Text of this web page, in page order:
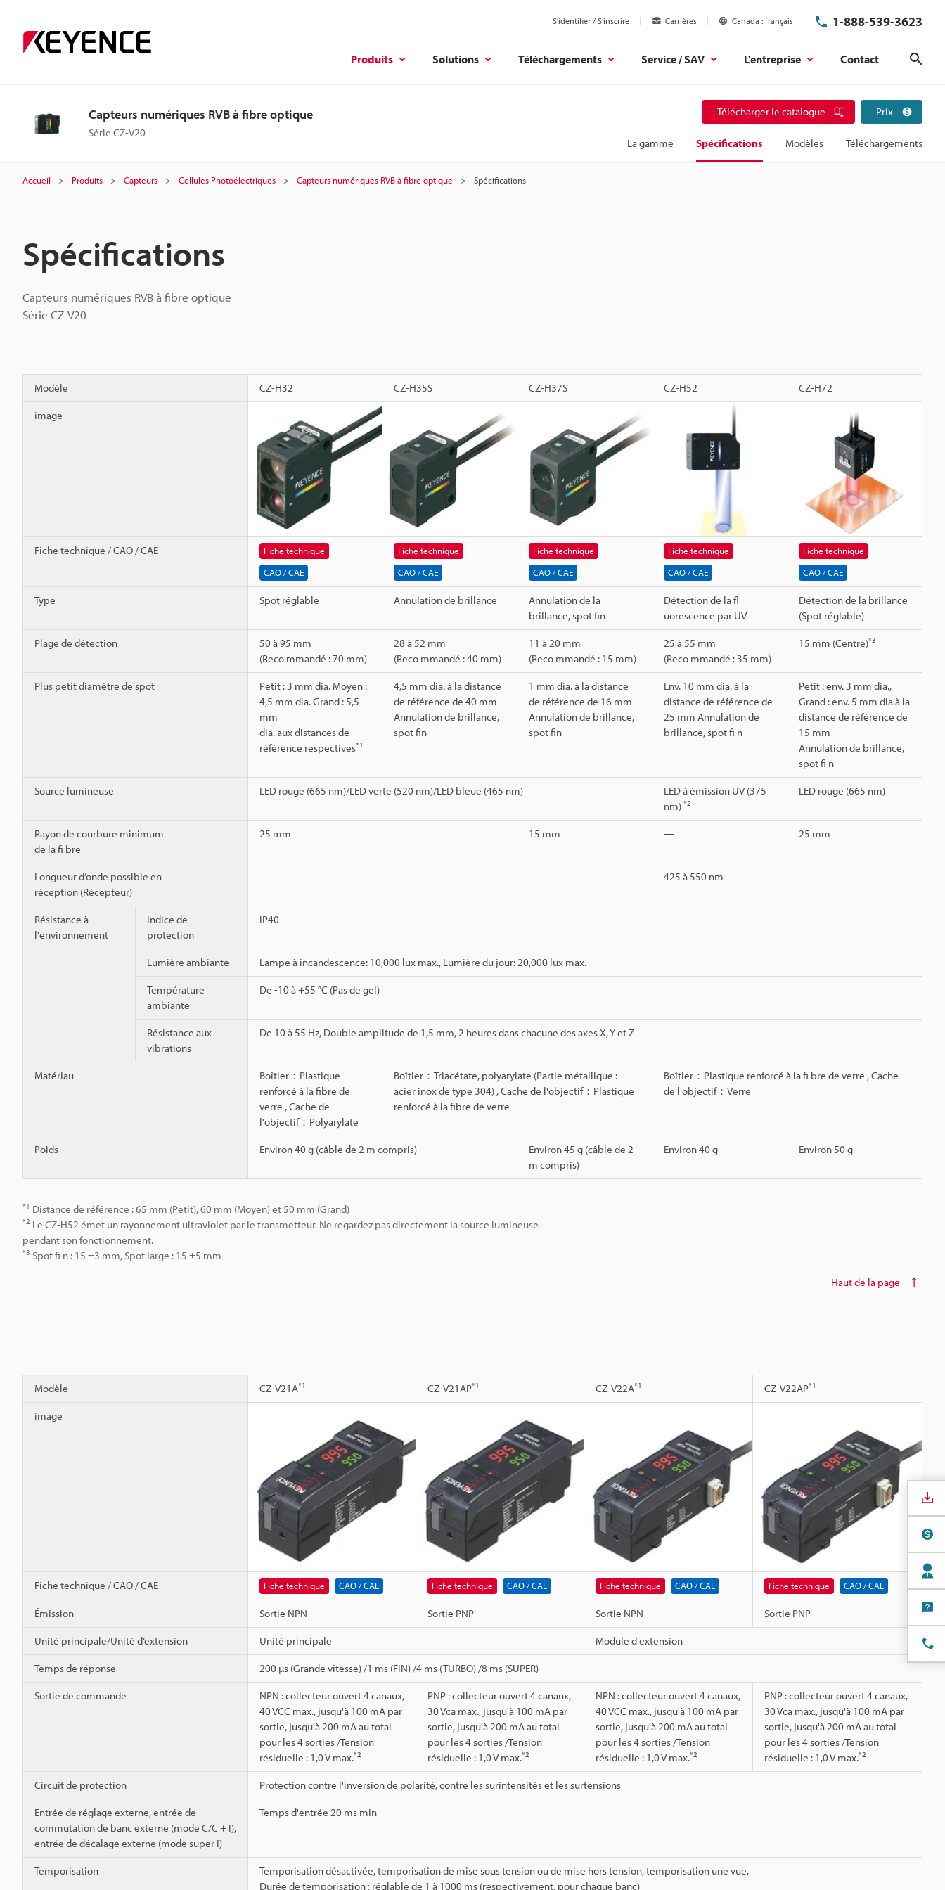
S'identifier / S’inscrire Carrières Canada français 1-888-539-3623
Produits Solutions Téléchargements Service / SAV L'entreprise Contact
Capteurs numériques RVB à fibre optique
Série CZ-V20
Télécharger le catalogue Prix
La gamme Spécifications Modèles Téléchargements
Accueil Produits Capteurs Cellules Photoélectriques Capteurs numériques RVB à fibre optique Spécifications
Spécifications
Capteurs numériques RVB à fibre optique
Série CZ-V20
Modèle CZ-H32 CZ-H35S CZ-H37S CZ-H52 CZ-H72
image
Fiche technique / CAO / CAE
Fiche technique
CAO / CAE
Fiche technique
CAO / CAE
Fiche technique
CAO / CAE
Fiche technique
CAO / CAE
Fiche technique
CAO / CAE
Type Spot réglable Annulation de brillance
Annulation de la
brillance, spot fin
Détection de la fl
uorescence par UV
Détection de la brillance
(Spot réglable)
Plage de détection
50 à 95 mm
(Reco mmandé : 70 mm)
28 à 52 mm
(Reco mmandé : 40 mm)
11 à 20 mm
(Reco mmandé : 15 mm)
25 à 55 mm
(Reco mmandé : 35 mm)
15 mm (Centre)*3
Plus petit diamètre de spot
Petit : 3 mm dia. Moyen :
4,5 mm dia. Grand : 5,5
mm
dia. aux distances de
référence respectives*1
4,5 mm dia. à la distance
de référence de 40 mm
Annulation de brillance,
spot fin
1 mm dia. à la distance
de référence de 16 mm
Annulation de brillance,
spot fin
Env. 10 mm dia. à la
distance de référence de
25 mm Annulation de
brillance, spot fi n
Petit : env. 3 mm dia.,
Grand : env. 5 mm dia.à la
distance de référence de
15 mm
Annulation de brillance,
spot fi n
Source lumineuse LED rouge (665 nm)/LED verte (520 nm)/LED bleue (465 nm)
LED à émission UV (375
nm) *2
LED rouge (665 nm)
Rayon de courbure minimum
de la fi bre
25 mm 15 mm ― 25 mm
Longueur d’onde possible en
réception (Récepteur)
425 à 550 nm
Résistance à
l'environnement
Indice de
protection
IP40
Lumière ambiante Lampe à incandescence: 10,000 lux max., Lumière du jour: 20,000 lux max.
Température
ambiante
De -10 à +55 °C (Pas de gel)
Résistance aux
vibrations
De 10 à 55 Hz, Double amplitude de 1,5 mm, 2 heures dans chacune des axes X, Y et Z
Matériau
Boîtier：Plastique
renforcé à la fibre de
verre , Cache de
l'objectif：Polyarylate
Boîtier：Triacétate, polyarylate (Partie métallique :
acier inox de type 304) , Cache de l'objectif：Plastique
renforcé à la fibre de verre
Boîtier：Plastique renforcé à la fi bre de verre , Cache
de l'objectif：Verre
Poids Environ 40 g (câble de 2 m compris)
Environ 45 g (câble de 2
m compris)
Environ 40 g Environ 50 g
*1 Distance de référence : 65 mm (Petit), 60 mm (Moyen) et 50 mm (Grand)
*2 Le CZ-H52 émet un rayonnement ultraviolet par le transmetteur. Ne regardez pas directement la source lumineuse
pendant son fonctionnement.
*3 Spot fi n : 15 ±3 mm, Spot large : 15 ±5 mm
Haut de la page
Modèle CZ-V21A*1 CZ-V21AP*1 CZ-V22A*1 CZ-V22AP*1
image
Fiche technique / CAO / CAE Fiche technique CAO / CAE Fiche technique CAO / CAE Fiche technique CAO / CAE Fiche technique CAO / CAE
Émission Sortie NPN Sortie PNP Sortie NPN Sortie PNP
Unité principale/Unité d’extension Unité principale Module d'extension
Temps de réponse 200 µs (Grande vitesse) /1 ms (FIN) /4 ms (TURBO) /8 ms (SUPER)
Sortie de commande
NPN : collecteur ouvert 4 canaux,
40 VCC max., jusqu'à 100 mA par
sortie, jusqu'à 200 mA au total
pour les 4 sorties /Tension
résiduelle : 1,0 V max.*2
PNP : collecteur ouvert 4 canaux,
30 Vca max., jusqu'à 100 mA par
sortie, jusqu'à 200 mA au total
pour les 4 sorties /Tension
résiduelle : 1,0 V max.*2
NPN : collecteur ouvert 4 canaux,
40 VCC max., jusqu'à 100 mA par
sortie, jusqu'à 200 mA au total
pour les 4 sorties /Tension
résiduelle : 1,0 V max.*2
PNP : collecteur ouvert 4 canaux,
30 Vca max., jusqu'à 100 mA par
sortie, jusqu'à 200 mA au total
pour les 4 sorties /Tension
résiduelle : 1,0 V max.*2
Circuit de protection Protection contre l'inversion de polarité, contre les surintensités et les surtensions
Entrée de réglage externe, entrée de
commutation de banc externe (mode C/C + I),
entrée de décalage externe (mode super I)
Temps d'entrée 20 ms min
Temporisation
Temporisation désactivée, temporisation de mise sous tension ou de mise hors tension, temporisation une vue,
Durée de temporisation : réglable de 1 à 1000 ms (respectivement, pour chaque banc)